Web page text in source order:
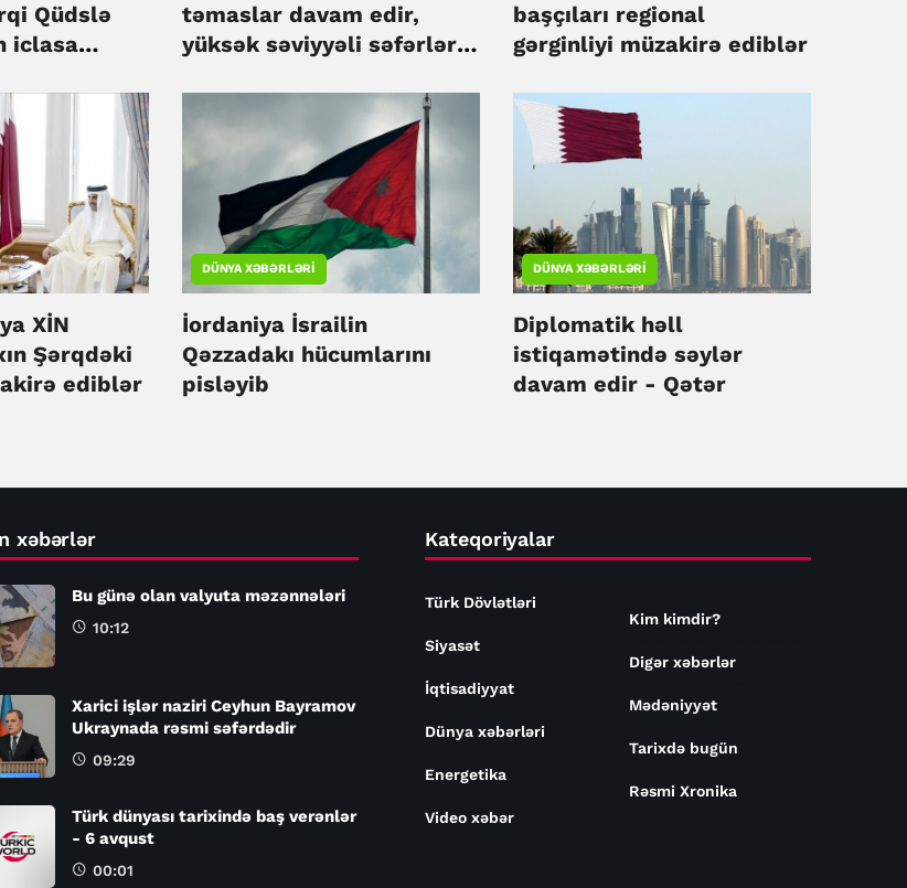
Qüdslə
iclasa
təmaslar davam edir,
yüksək səviyyəli səfərlər
başçıları regional
gərginliyi müzakirə ediblər
XİN
Şərqdəki
ediblər
DÜNYA XƏBƏRLƏRI
İordaniya İsrailin
Qəzzadakı hücumlarını
pisləyib
DÜNYA XƏBƏRLƏRI
Diplomatik həll
istiqamətində səylər
davam edir - Qətər
xəbərlər
Bu günə olan valyuta məzənnələri
10:12
Xarici işlər naziri Ceyhun Bayramov
Ukraynada rəsmi səfərdədir
09:29
Türk dünyası tarixində baş verənlər
- 6 avqust
00:01
Kateqoriyalar
Türk Dövlətləri
Siyasət
İqtisadiyyat
Dünya xəbərləri
Energetika
Video xəbər
Kim kimdir?
Digər xəbərlər
Mədəniyyət
Tarixdə bugün
Rəsmi Xronika